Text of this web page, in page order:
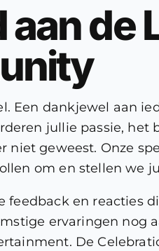
de
Een dankjewel aan
jullie passie, het
geweest. Onze
om en stellen we
en reacties
ervaringen nog
De